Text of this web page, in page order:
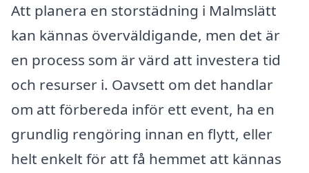
Att planera en storstädning i Malmslätt
kan kännas överväldigande, men det är
en process som är värd att investera tid
och resurser i. Oavsett om det handlar
om att förbereda inför ett event, ha en
grundlig rengöring innan en flytt, eller
helt enkelt för att få hemmet att kännas